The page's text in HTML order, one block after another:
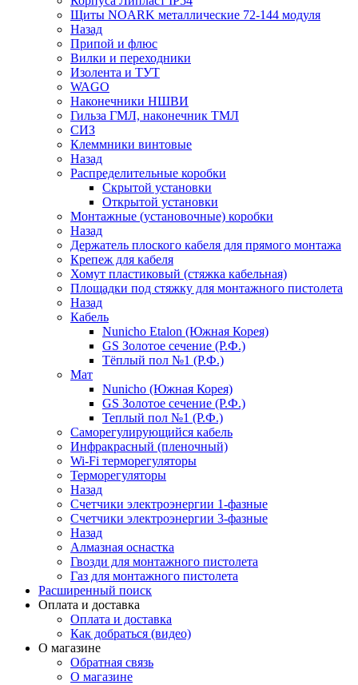
Щиты NOARK металлические 72-144 модуля
Назад
Припой и флюс
Вилки и переходники
Изолента и ТУТ
WAGO
Наконечники НШВИ
Гильза ГМЛ, наконечник ТМЛ
СИЗ
Клеммники винтовые
Назад
Распределительные коробки
Скрытой установки
Открытой установки
Монтажные (установочные) коробки
Назад
Держатель плоского кабеля для прямого монтажа
Крепеж для кабеля
Хомут пластиковый (стяжка кабельная)
Площадки под стяжку для монтажного пистолета
Назад
Кабель
Nunicho Etalon (Южная Корея)
GS Золотое сечение (Р.Ф.)
Тёплый пол №1 (Р.Ф.)
Мат
Nunicho (Южная Корея)
GS Золотое сечение (Р.Ф.)
Теплый пол №1 (Р.Ф.)
Саморегулирующийся кабель
Инфракрасный (пленочный)
Wi-Fi терморегуляторы
Терморегуляторы
Назад
Счетчики электроэнергии 1-фазные
Счетчики электроэнергии 3-фазные
Назад
Алмазная оснастка
Гвозди для монтажного пистолета
Газ для монтажного пистолета
Расширенный поиск
Оплата и доставка
Оплата и доставка
Как добраться (видео)
О магазине
Обратная связь
О магазине